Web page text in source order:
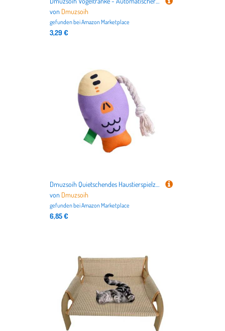
von Dmuzsoih
gefunden beiAmazon Marketplace
3,29 €
Dmuzsoih Quietschendes Haustierspielzeug, Plüsch-Kauspielzeug für Innenhunde | Puffhead Fish Plüsch-Quietschspielzeug, weiches Kauspielzeug - Spielzeug mit gesunden Zähnen, verschleißfestes
von Dmuzsoih
gefunden beiAmazon Marketplace
6,85 €